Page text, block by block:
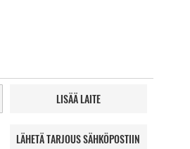
LISÄÄ LAITE
LÄHETÄ TARJOUS SÄHKÖPOSTIIN